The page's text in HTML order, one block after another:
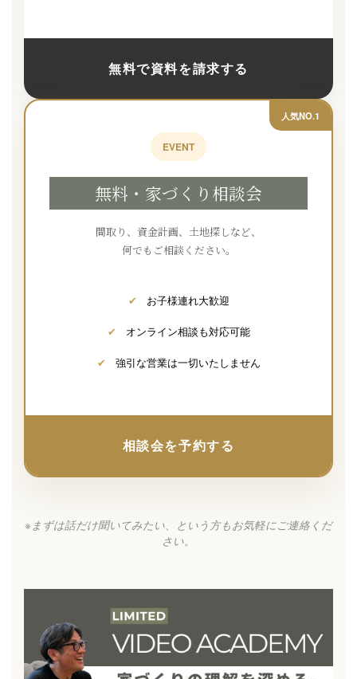
無料で資料を請求する
人気NO.1
EVENT
無料・家づくり相談会
間取り、資金計画、土地探しなど、
何でもご相談ください。
✔ お子様連れ大歓迎
✔ オンライン相談も対応可能
✔ 強引な営業は一切いたしません
相談会を予約する
※まずは話だけ聞いてみたい、という方もお気軽にご連絡くだ
さい。